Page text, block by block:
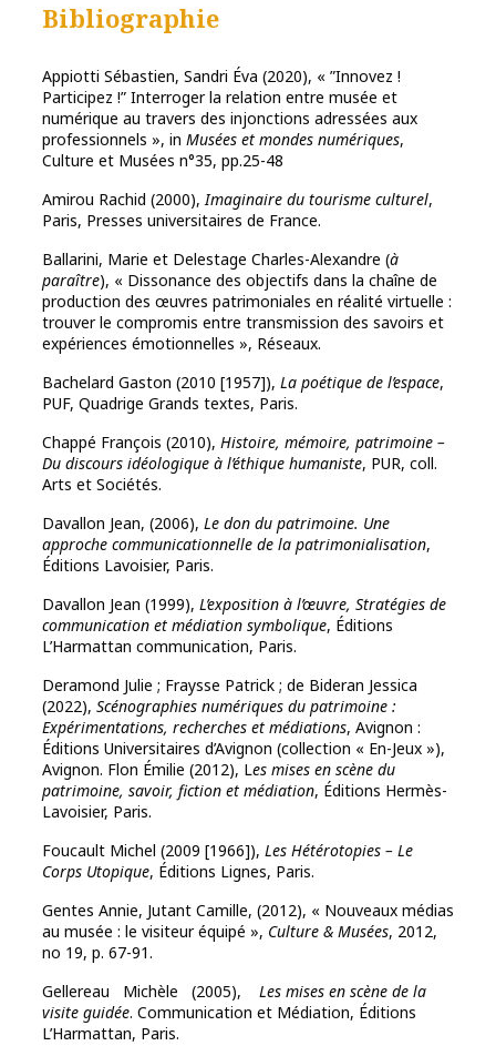
Bibliographie
Appiotti Sébastien, Sandri Éva (2020), « ”Innovez !
Participez !” Interroger la relation entre musée et
numérique au travers des injonctions adressées aux
professionnels », in Musées et mondes numériques,
Culture et Musées n°35, pp.25-48
Amirou Rachid (2000),Imaginaire du tourisme culturel,
Paris, Presses universitaires de France.
Ballarini, Marie et Delestage Charles-Alexandre (à
paraître), « Dissonance des objectifs dans la chaîne de
production des œuvres patrimoniales en réalité virtuelle :
trouver le compromis entre transmission des savoirs et
expériences émotionnelles », Réseaux.
Bachelard Gaston (2010 [1957]), La poétique de l’espace,
PUF, Quadrige Grands textes, Paris.
Chappé François (2010), Histoire, mémoire, patrimoine –
Du discours idéologique à l’éthique humaniste, PUR, coll.
Arts et Sociétés.
Davallon Jean, (2006), Le don du patrimoine. Une
approche communicationnelle de la patrimonialisation,
Éditions Lavoisier, Paris.
Davallon Jean (1999), L’exposition à l’œuvre, Stratégies de
communication et médiation symbolique, Éditions
L’Harmattan communication, Paris.
Deramond Julie ; Fraysse Patrick ; de Bideran Jessica
(2022), Scénographies numériques du patrimoine :
Expérimentations, recherches et médiations, Avignon :
Éditions Universitaires d’Avignon (collection « En-Jeux »),
Avignon. Flon Émilie (2012), Les mises en scène du
patrimoine, savoir, fiction et médiation, Éditions Hermès-
Lavoisier, Paris.
Foucault Michel (2009 [1966]), Les Hétérotopies – Le
Corps Utopique, Éditions Lignes, Paris.
Gentes Annie, Jutant Camille, (2012), « Nouveaux médias
au musée : le visiteur équipé », Culture & Musées, 2012,
no 19, p. 67-91.
Gellereau Michèle (2005), Les mises en scène de la
visite guidée. Communication et Médiation, Éditions
L’Harmattan, Paris.